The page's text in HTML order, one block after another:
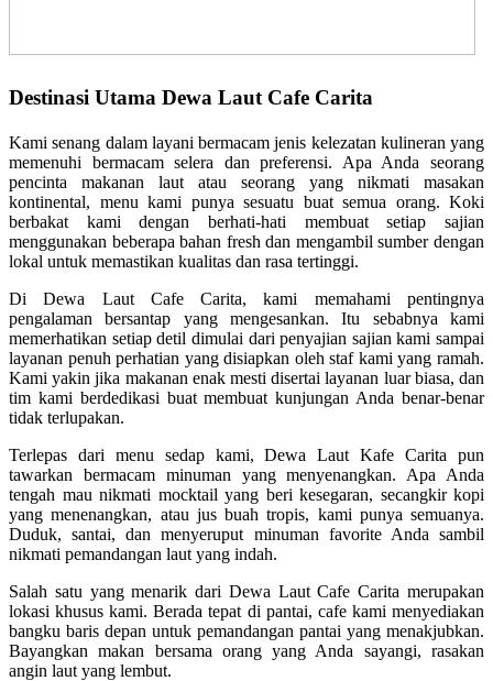
Destinasi Utama Dewa Laut Cafe Carita
Kami senang dalam layani bermacam jenis kelezatan kulineran yang
memenuhi bermacam selera dan preferensi. Apa Anda seorang
pencinta makanan laut atau seorang yang nikmati masakan
kontinental, menu kami punya sesuatu buat semua orang. Koki
berbakat kami dengan berhati-hati membuat setiap sajian
menggunakan beberapa bahan fresh dan mengambil sumber dengan
lokal untuk memastikan kualitas dan rasa tertinggi.
Di Dewa Laut Cafe Carita, kami memahami pentingnya
pengalaman bersantap yang mengesankan. Itu sebabnya kami
memerhatikan setiap detil dimulai dari penyajian sajian kami sampai
layanan penuh perhatian yang disiapkan oleh staf kami yang ramah.
Kami yakin jika makanan enak mesti disertai layanan luar biasa, dan
tim kami berdedikasi buat membuat kunjungan Anda benar-benar
tidak terlupakan.
Terlepas dari menu sedap kami, Dewa Laut Kafe Carita pun
tawarkan bermacam minuman yang menyenangkan. Apa Anda
tengah mau nikmati mocktail yang beri kesegaran, secangkir kopi
yang menenangkan, atau jus buah tropis, kami punya semuanya.
Duduk, santai, dan menyeruput minuman favorite Anda sambil
nikmati pemandangan laut yang indah.
Salah satu yang menarik dari Dewa Laut Cafe Carita merupakan
lokasi khusus kami. Berada tepat di pantai, cafe kami menyediakan
bangku baris depan untuk pemandangan pantai yang menakjubkan.
Bayangkan makan bersama orang yang Anda sayangi, rasakan
angin laut yang lembut.